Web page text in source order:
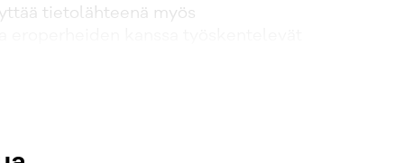
tietolähteenä myös
painoksessa on huomioitu